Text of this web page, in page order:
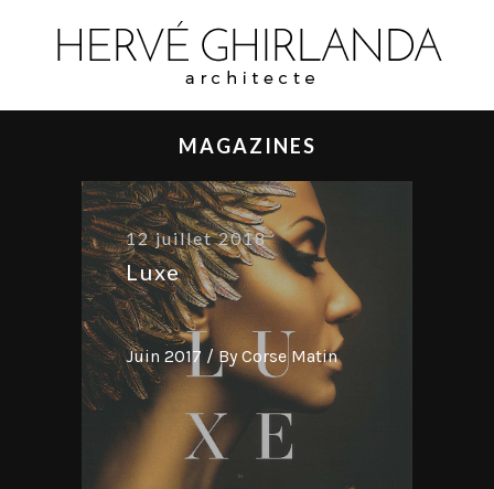
MAGAZINES
12 juillet 2018
Luxe
Juin 2017 / By Corse Matin